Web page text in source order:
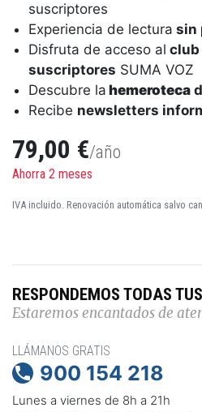
suscriptores
Experiencia de lectura sin
Disfruta de acceso al club
suscriptores SUMA VOZ
Descubre la hemeroteca
Recibe newsletters
79,00 €/año
Ahorra 2 meses
IVA incluido. Renovación automática salvo
RESPONDEMOS TODAS
Estaremos encantados de
LLÁMANOS GRATIS
 900 154 218
Lunes a viernes de 8h a 21h